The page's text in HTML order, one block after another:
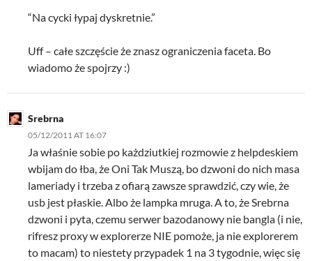
“Na cycki łypaj dyskretnie.”
Uff – całe szczęście że znasz ograniczenia faceta. Bo
wiadomo że spojrzy :)
Srebrna
05/12/2011 AT 16:07
Ja właśnie sobie po każdziutkiej rozmowie z helpdeskiem
wbijam do łba, że Oni Tak Muszą, bo dzwoni do nich masa
lameriady i trzeba z ofiarą zawsze sprawdzić, czy wie, że
usb jest płaskie. Albo że lampka mruga. A to, że Srebrna
dzwoni i pyta, czemu serwer bazodanowy nie bangla (i nie,
rifresz proxy w explorerze NIE pomoże, ja nie explorerem
to macam) to niestety przypadek 1 na 3 tygodnie, więc się